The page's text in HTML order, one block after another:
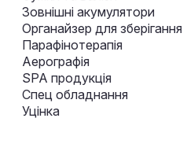
Зовнішні акумулятори
Органайзер для зберігання
Парафінотерапія
Аерографія
SPA продукція
Спец обладнання
Уцінка